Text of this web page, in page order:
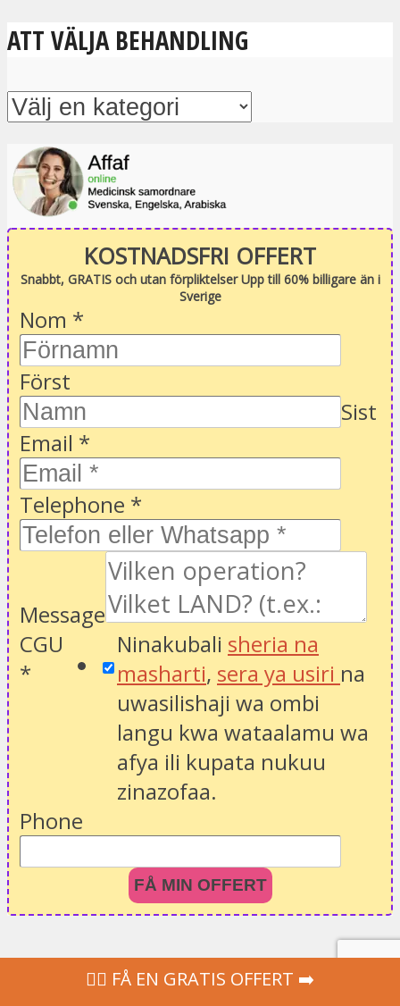
ATT VÄLJA BEHANDLING
KOSTNADSFRI OFFERT
Snabbt, GRATIS och utan förpliktelser Upp till 60% billigare än i
Sverige
Nom *
Först
Sist
Email *
Telephone *
Message
CGU
*
Ninakubali sheria na
masharti, sera ya usiri na
uwasilishaji wa ombi
langu kwa wataalamu wa
afya ili kupata nukuu
zinazofaa.
Phone
FÅ MIN OFFERT
‍👩‍⚕ FÅ EN GRATIS OFFERT ➡️